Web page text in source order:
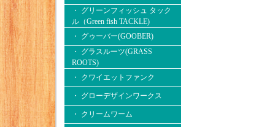
・ グリーンフィッシュ タック
ル（Green fish TACKLE)
・ グゥーバー(GOOBER)
・ グラスルーツ(GRASS
ROOTS)
・ クワイエットファンク
・ グローデザインワークス
・ クリームワーム